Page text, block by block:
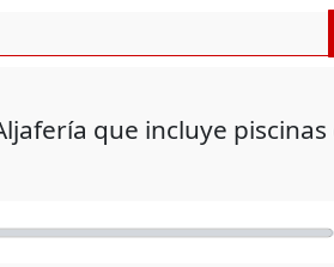
que incluye